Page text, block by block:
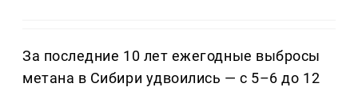
За последние 10 лет ежегодные выбросы
метана в Сибири удвоились — с 5–6 до 12